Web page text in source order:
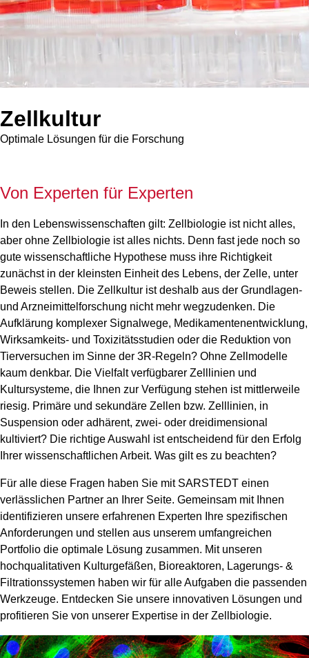
Zellkultur
Optimale Lösungen für die Forschung
Von Experten für Experten
In den Lebenswissenschaften gilt: Zellbiologie ist nicht alles,
aber ohne Zellbiologie ist alles nichts. Denn fast jede noch so
gute wissenschaftliche Hypothese muss ihre Richtigkeit
zunächst in der kleinsten Einheit des Lebens, der Zelle, unter
Beweis stellen. Die Zellkultur ist deshalb aus der Grundlagen-
und Arzneimittelforschung nicht mehr wegzudenken. Die
Aufklärung komplexer Signalwege, Medikamentenentwicklung,
Wirksamkeits- und Toxizitätsstudien oder die Reduktion von
Tierversuchen im Sinne der 3R-Regeln? Ohne Zellmodelle
kaum denkbar. Die Vielfalt verfügbarer Zelllinien und
Kultursysteme, die Ihnen zur Verfügung stehen ist mittlerweile
riesig. Primäre und sekundäre Zellen bzw. Zelllinien, in
Suspension oder adhärent, zwei- oder dreidimensional
kultiviert? Die richtige Auswahl ist entscheidend für den Erfolg
Ihrer wissenschaftlichen Arbeit. Was gilt es zu beachten?
Für alle diese Fragen haben Sie mit SARSTEDT einen
verlässlichen Partner an Ihrer Seite. Gemeinsam mit Ihnen
identifizieren unsere erfahrenen Experten Ihre spezifischen
Anforderungen und stellen aus unserem umfangreichen
Portfolio die optimale Lösung zusammen. Mit unseren
hochqualitativen Kulturgefäßen, Bioreaktoren, Lagerungs- &
Filtrationssystemen haben wir für alle Aufgaben die passenden
Werkzeuge. Entdecken Sie unsere innovativen Lösungen und
profitieren Sie von unserer Expertise in der Zellbiologie.